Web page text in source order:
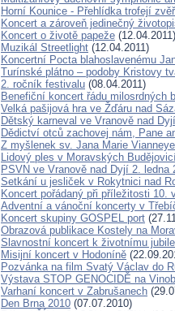
Horní Kounice - Přehlídka trofejí
Koncert a zároveň jedinečný
Koncert o životě papeže (12.04.2011)
Muzikál Streetlight (12.04.2011)
Koncertní Pocta blahoslavenému
Turínské plátno – podoby Kristovy
2. ročník festivalu (08.04.2011)
Benefiční koncert řádu milosrdných
Velká pašijová hra ve Žďáru nad
Dětský karneval ve Vranově nad
Dědictví otců zachovej nám, Pane
Z myšlenek sv. Jana Marie Vianneye
Lidový ples v Moravských
PSVN ve Vranově nad Dyjí 2. ledna
Setkání u jesliček v Rokytnici nad
Koncert pořádaný při příležitosti
Adventní a vánoční koncerty v
Koncert skupiny GOSPEL port
Obrazová publikace Kostely na
Slavnostní koncert k životnímu
Misijní koncert v Hodoníně
Pozvánka na film Svatý Václav do
Výstava STOP GENOCIDĚ na
Varhaní koncert v Zabrušanech
Den Brna 2010 (07.07.2010)